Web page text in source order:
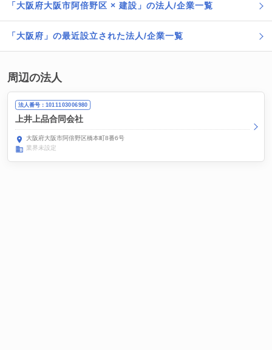
「大阪府大阪市阿倍野区 × 建設」の法人/企業一覧
「大阪府」の最近設立された法人/企業一覧
周辺の法人
法人番号：1011103006980
上井上品合同会社
大阪府大阪市阿倍野区橋本町8番6号
業界未設定